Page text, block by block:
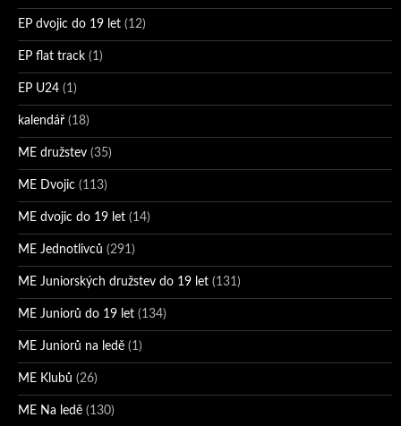
EP dvojic do 19 let (12)
EP flat track (1)
EP U24 (1)
kalendář (18)
ME družstev (35)
ME Dvojic (113)
ME dvojic do 19 let (14)
ME Jednotlivců (291)
ME Juniorských družstev do 19 let (131)
ME Juniorů do 19 let (134)
ME Juniorů na ledě (1)
ME Klubů (26)
ME Na ledě (130)